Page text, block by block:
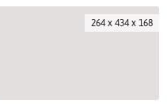
264 x 434 x 168